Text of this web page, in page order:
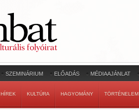
SZEMINÁRIUM ELŐADÁS MÉDIAAJÁNLAT
HÍREK KULTÚRA HAGYOMÁNY TÖRTÉNELEM